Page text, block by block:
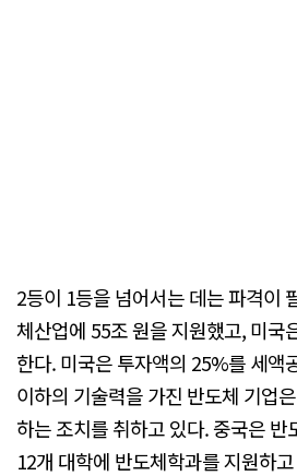
2등이 1등을 넘어서는 데는 파격이
체산업에 55조 원을 지원했고, 미국
한다. 미국은 투자액의 25%를 세액
이하의 기술력을 가진 반도체 기업
하는 조치를 취하고 있다. 중국은
12개 대학에 반도체학과를 지원하